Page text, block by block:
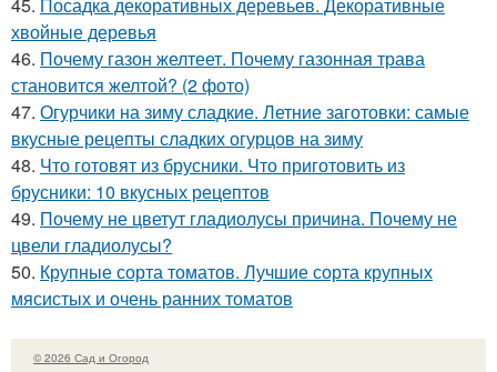
45. Посадка декоративных деревьев. Декоративные
хвойные деревья
46. Почему газон желтеет. Почему газонная трава
становится желтой? (2 фото)
47. Огурчики на зиму сладкие. Летние заготовки: самые
вкусные рецепты сладких огурцов на зиму
48. Что готовят из брусники. Что приготовить из
брусники: 10 вкусных рецептов
49. Почему не цветут гладиолусы причина. Почему не
цвели гладиолусы?
50. Крупные сорта томатов. Лучшие сорта крупных
мясистых и очень ранних томатов
© 2026 Сад и Огород